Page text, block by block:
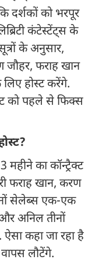
दर्शकों को भरपूर
कंटेस्टेंट्स के
के अनुसार,
फराह खान
होस्ट करेंगे.
को पहले से फिक्स
का कॉन्ट्रैक्ट
फराह खान, करण
सेलेब्स एक-एक
अनिल तीनों
कहा जा रहा है
लौटेंगे.